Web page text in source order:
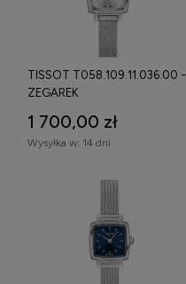
TISSOT T058.109.11.036.00 -
ZEGAREK
1 700,00 zł
Wysyłka w: 14 dni